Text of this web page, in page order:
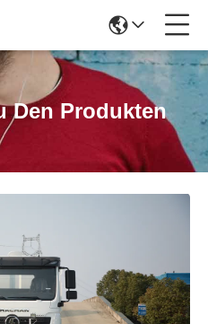
Den Produkten